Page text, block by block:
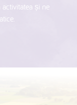
și ne